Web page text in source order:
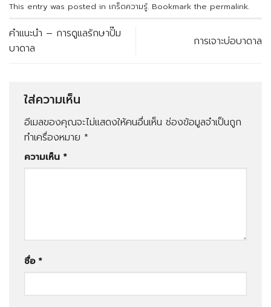
This entry was posted in เกร็ดความรู้. Bookmark the permalink.
คำแนะนำ – การดูแลรักษาปั๊ม
บาดาล
การเจาะบ่อบาดาล
ใส่ความเห็น
อีเมลของคุณจะไม่แสดงให้คนอื่นเห็น ช่องข้อมูลจำเป็นถูก
ทำเครื่องหมาย *
ความเห็น *
ชื่อ *